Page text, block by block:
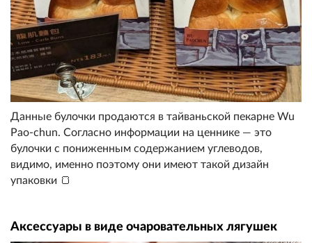
Данные булочки продаются в тайваньской пекарне Wu
Pao-chun. Согласно информации на ценнике — это
булочки с пониженным содержанием углеводов,
видимо, именно поэтому они имеют такой дизайн
упаковки 🍞
Аксессуары в виде очаровательных лягушек